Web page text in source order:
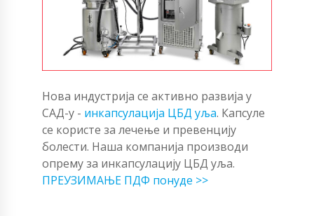
Нова индустрија се активно развија у
САД-у - инкапсулација ЦБД уља. Капсуле
се користе за лечење и превенцију
болести. Наша компанија производи
опрему за инкапсулацију ЦБД уља.
ПРЕУЗИМАЊЕ ПДФ понуде >>